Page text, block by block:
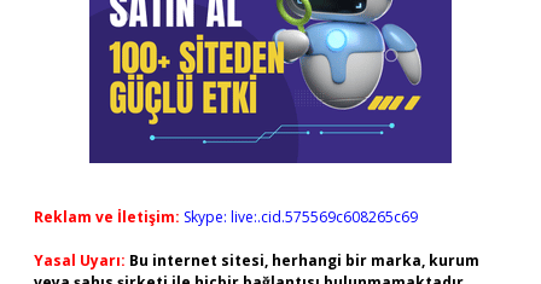
Reklam ve İletişim: Skype: live:.cid.575569c608265c69
Yasal Uyarı: Bu internet sitesi, herhangi bir marka, kurum